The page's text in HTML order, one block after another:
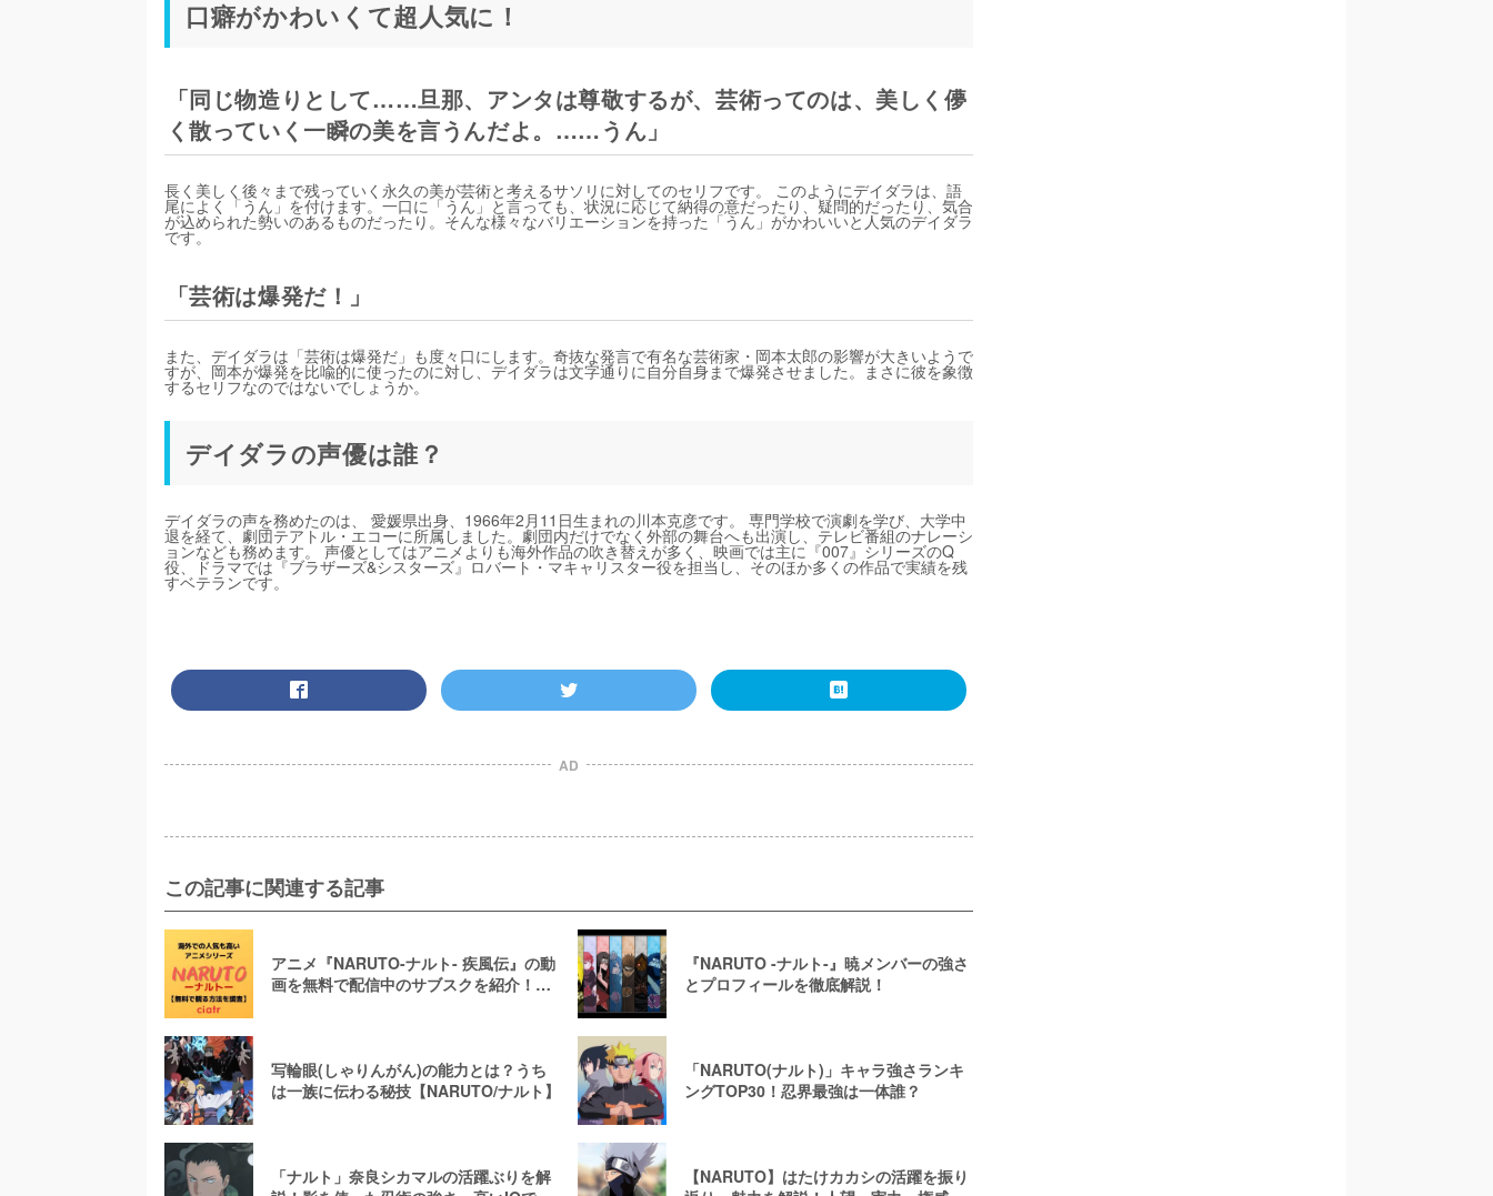
口癖がかわいくて超人気に！
「同じ物造りとして……旦那、アンタは尊敬するが、芸術ってのは、美しく儚
く散っていく一瞬の美を言うんだよ。……うん」
長く美しく後々まで残っていく永久の美が芸術と考えるサソリに対してのセリフです。 このようにデイダラは、語
尾によく「うん」を付けます。一口に「うん」と言っても、状況に応じて納得の意だったり、疑問的だったり、気合
が込められた勢いのあるものだったり。そんな様々なバリエーションを持った「うん」がかわいいと人気のデイダラ
です。
「芸術は爆発だ！」
また、デイダラは「芸術は爆発だ」も度々口にします。奇抜な発言で有名な芸術家・岡本太郎の影響が大きいようで
すが、岡本が爆発を比喩的に使ったのに対し、デイダラは文字通りに自分自身まで爆発させました。まさに彼を象徴
するセリフなのではないでしょうか。
デイダラの声優は誰？
デイダラの声を務めたのは、 愛媛県出身、1966年2月11日生まれの川本克彦です。 専門学校で演劇を学び、大学中
退を経て、劇団テアトル・エコーに所属しました。劇団内だけでなく外部の舞台へも出演し、テレビ番組のナレーシ
ョンなども務めます。 声優としてはアニメよりも海外作品の吹き替えが多く、映画では主に『007』シリーズのQ
役、ドラマでは『ブラザーズ&シスターズ』ロバート・マキャリスター役を担当し、そのほか多くの作品で実績を残
すベテランです。
AD
この記事に関連する記事
アニメ『NARUTO-ナルト- 疾風伝』の動
画を無料で配信中のサブスクを紹介！日
『NARUTO -ナルト-』暁メンバーの強さ
とプロフィールを徹底解説！
写輪眼(しゃりんがん)の能力とは？うち
は一族に伝わる秘技【NARUTO/ナルト】
「NARUTO(ナルト)」キャラ強さランキ
ングTOP30！忍界最強は一体誰？
「ナルト」奈良シカマルの活躍ぶりを解
【NARUTO】はたけカカシの活躍を振り